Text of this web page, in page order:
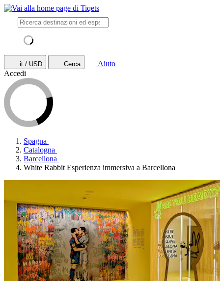
it / USD Cerca
Aiuto
Accedi
Spagna
Catalogna
Barcellona
White Rabbit Esperienza immersiva a Barcellona